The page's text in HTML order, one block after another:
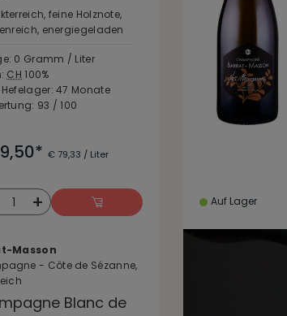
feine Holznote,
energiegeladen
0 Gramm / Liter
CH 100%
47 Monate
93 / 100
€ 79,33 / Liter
1 + Auf Lager
Masson
- Côte de Sézanne,
Blanc de